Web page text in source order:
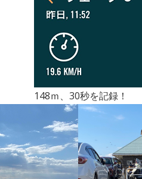
148ｍ、30秒を記録！